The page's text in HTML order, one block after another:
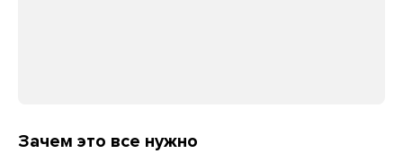
Зачем это все нужно